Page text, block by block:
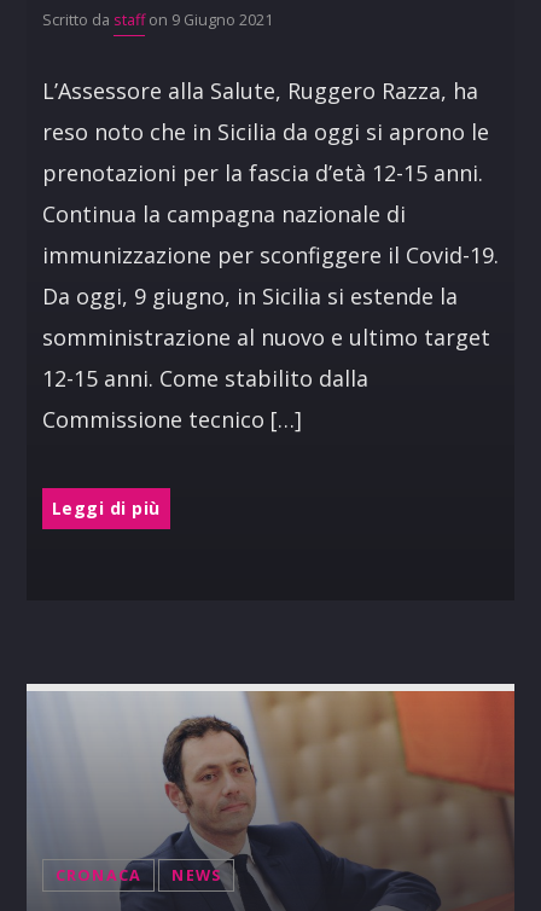
Scritto da staffon 9 Giugno 2021
L’Assessore alla Salute, Ruggero Razza, ha
reso noto che in Sicilia da oggi si aprono le
prenotazioni per la fascia d’età 12-15 anni.
Continua la campagna nazionale di
immunizzazione per sconfiggere il Covid-19.
Da oggi, 9 giugno, in Sicilia si estende la
somministrazione al nuovo e ultimo target
12-15 anni. Come stabilito dalla
Commissione tecnico […]
Leggi di più
CRONACA NEWS